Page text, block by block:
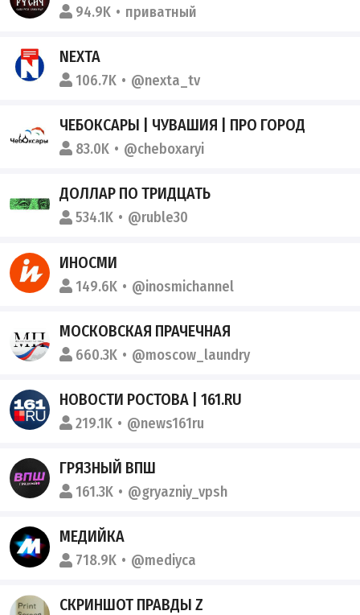
94.9K приватный
NEXTA
106.7K @nexta_tv
ЧЕБОКСАРЫ | ЧУВАШИЯ | ПРО ГОРОД
83.0K @cheboxaryi
ДОЛЛАР ПО ТРИДЦАТЬ
534.1K @ruble30
ИНОСМИ
149.6K @inosmichannel
МОСКОВСКАЯ ПРАЧЕЧНАЯ
660.3K @moscow_laundry
НОВОСТИ РОСТОВА | 161.RU
219.1K @news161ru
ГРЯЗНЫЙ ВПШ
161.3K @gryazniy_vpsh
МЕДИЙКА
718.9K @mediyca
СКРИНШОТ ПРАВДЫ Z